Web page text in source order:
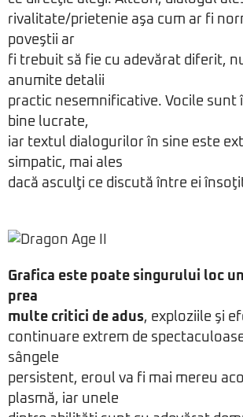
rivalitate/prietenie aşa cum ar fi
poveştii ar
fi trebuit să fie cu adevărat diferit,
anumite detalii
practic nesemnificative. Vocile sunt
bine lucrate,
iar textul dialogurilor în sine este
simpatic, mai ales
dacă asculţi ce discută între ei
Grafica este poate singurului loc
prea
multe critici de adus, exploziile şi
continuare extrem de
sângele
persistent, eroul va fi mai mereu
plasmă, iar unele